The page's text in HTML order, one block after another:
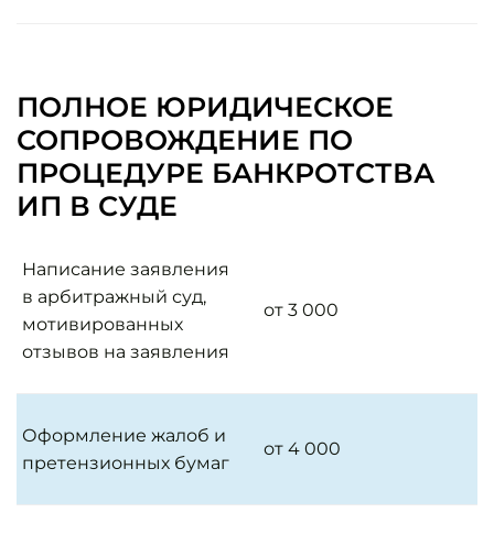
ПОЛНОЕ ЮРИДИЧЕСКОЕ
СОПРОВОЖДЕНИЕ ПО
ПРОЦЕДУРЕ БАНКРОТСТВА
ИП В СУДЕ
Написание заявления
в арбитражный суд,
мотивированных
отзывов на заявления
от 3 000
Оформление жалоб и
претензионных бумаг
от 4 000